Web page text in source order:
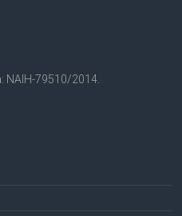
NAIH-79510/2014.